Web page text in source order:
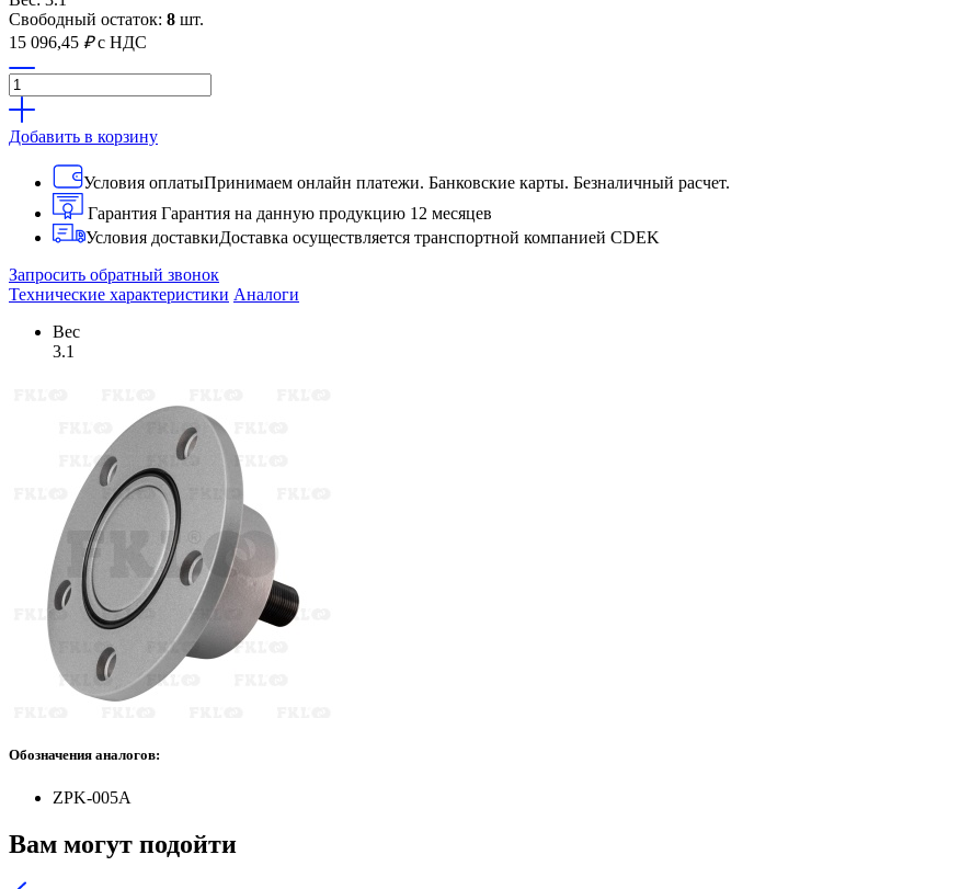
Свободный остаток: 8 шт.
15 096,45 ₽ с НДС
Добавить в корзину
Условия оплатыПринимаем онлайн платежи. Банковские карты. Безналичный расчет.
Гарантия Гарантия на данную продукцию 12 месяцев
Условия доставкиДоставка осуществляется транспортной компанией CDEK
Запросить обратный звонок
Технические характеристики Аналоги
Вес
3.1
Обозначения аналогов:
ZPK-005A
Вам могут подойти